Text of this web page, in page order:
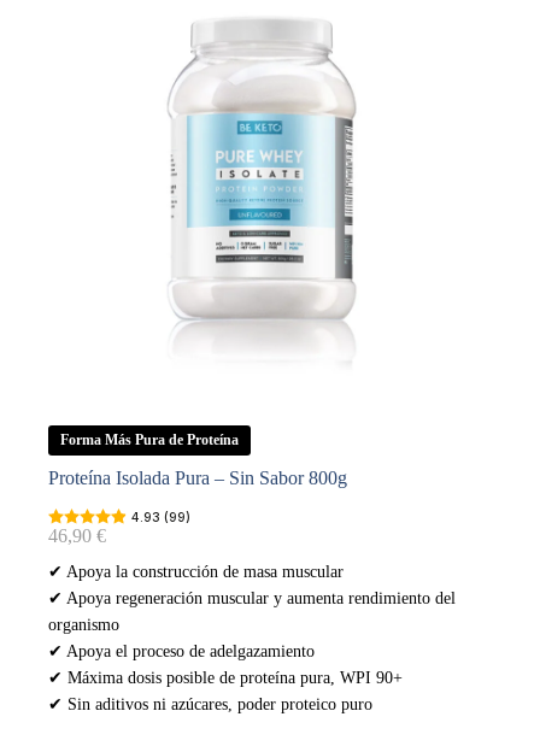
Forma Más Pura de Proteína
Proteína Isolada Pura – Sin Sabor 800g
4.93 (99)
46,90 €
✔ Apoya la construcción de masa muscular
✔ Apoya regeneración muscular y aumenta rendimiento del
organismo
✔ Apoya el proceso de adelgazamiento
✔ Máxima dosis posible de proteína pura, WPI 90+
✔ Sin aditivos ni azúcares, poder proteico puro